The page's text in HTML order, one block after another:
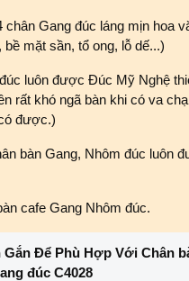
chân Gang đúc láng mịn hoa
mặt sần, tổ ong, lỗ dế...)
luôn được Đúc Mỹ Nghệ
rất khó ngã bàn khi có va
được.)
bàn Gang, Nhôm đúc luôn
cafe Gang Nhôm đúc.
Để Phù Hợp Với Chân
đúc C4028